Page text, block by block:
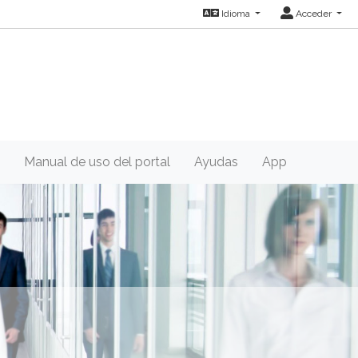
Idioma Acceder
Manual de uso del portal Ayudas App